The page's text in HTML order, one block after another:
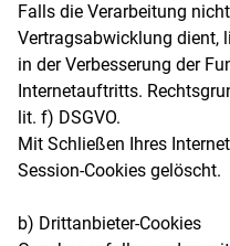
Falls die Verarbeitung
Vertragsabwicklung dient,
in der Verbesserung der
Internetauftritts.
lit. f) DSGVO.
Mit Schließen Ihres
Session-Cookies gelöscht.
b) Drittanbieter-Cookies